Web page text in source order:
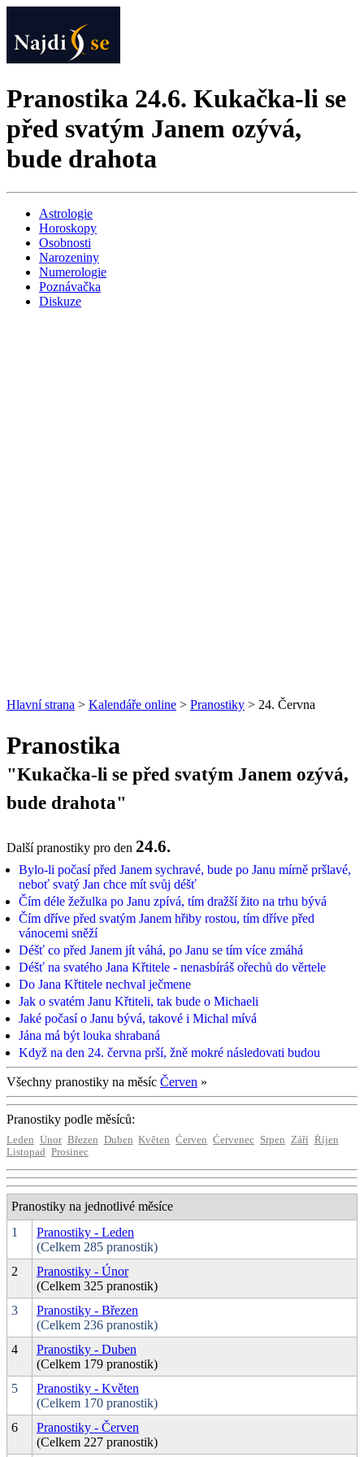
Pranostika 24.6. Kukačka-li se
před svatým Janem ozývá,
bude drahota
Astrologie
Horoskopy
Osobnosti
Narozeniny
Numerologie
Poznávačka
Diskuze
Hlavní strana > Kalendáře online > Pranostiky > 24. Června
Pranostika
"Kukačka-li se před svatým Janem ozývá,
bude drahota"
Další pranostiky pro den 24.6.
Bylo-li počasí před Janem sychravé, bude po Janu mírně pršlavé,
neboť svatý Jan chce mít svůj déšť
Čím déle žežulka po Janu zpívá, tím dražší žito na trhu bývá
Čím dříve před svatým Janem hřiby rostou, tím dříve před
vánocemi sněží
Déšť co před Janem jít váhá, po Janu se tím více zmáhá
Déšť na svatého Jana Křtitele - nenasbíráš ořechů do věrtele
Do Jana Křtitele nechval ječmene
Jak o svatém Janu Křtiteli, tak bude o Michaeli
Jaké počasí o Janu bývá, takové i Michal mívá
Jána má být louka shrabaná
Když na den 24. června prší, žně mokré následovati budou
Všechny pranostiky na měsíc Červen »
Pranostiky podle měsíců:
Leden Únor Březen Duben Květen Červen Červenec Srpen Září Říjen
Listopad Prosinec
Pranostiky na jednotlivé měsíce
1
Pranostiky - Leden
(Celkem 285 pranostik)
2
Pranostiky - Únor
(Celkem 325 pranostik)
3
Pranostiky - Březen
(Celkem 236 pranostik)
4
Pranostiky - Duben
(Celkem 179 pranostik)
5
Pranostiky - Květen
(Celkem 170 pranostik)
6
Pranostiky - Červen
(Celkem 227 pranostik)